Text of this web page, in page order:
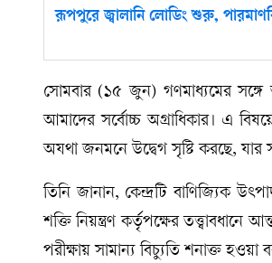
রূপপুরে জ্বালানি লোডিং শুরু,
সোমবার (১৫ জুন) গণমাধ্যমের সঙ্গে
আমাদের সর্বোচ্চ অগ্রাধিকার। এ
অযথা জনমনে উদ্বেগ সৃষ্টি করছে, যার
তিনি জানান, কেন্দ্রটি বাণিজ্যিক
শক্তি নিয়ন্ত্রণ কর্তৃপক্ষের
পরীক্ষায় সামান্য বিচ্যুতি শনাক্ত হওয়া